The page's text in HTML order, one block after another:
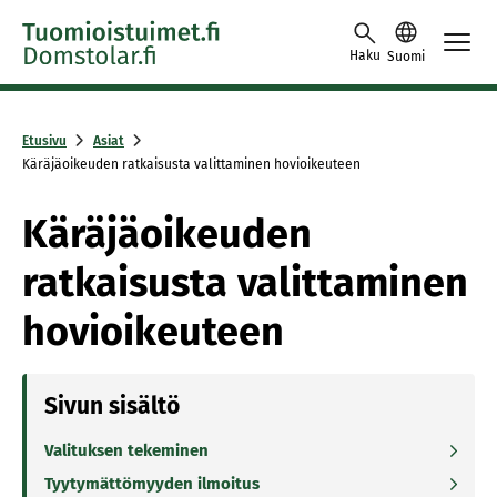
Skip to content -saavutettavuusohje
Haku Suomi
Etusivu
Asiat
Käräjäoikeuden ratkaisusta valittaminen hovioikeuteen
Käräjäoikeuden
ratkaisusta valittaminen
hovioikeuteen
Sivun sisältö
Valituksen tekeminen
Tyytymättömyyden ilmoitus